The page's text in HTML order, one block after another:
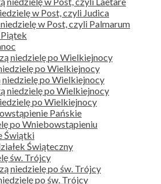
w Post, czyli Judica
w Post, czyli Palmarum
niedzielę po Wielkiejnocy
po Wielkiejnocy
niedzielę po Wielkiejnocy
niedzielę po Wielkiejnocy
po Wielkiejnocy
Pańskie
po Wniebowstąpieniu
Świątki
Świąteczny
św. Trójcy
niedzielę po św. Trójcy
po św. Trójcy